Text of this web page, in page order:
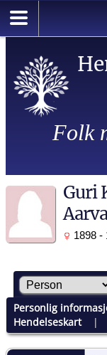
Folk
Guri
1898 -
Personlig
Hendelseskart|